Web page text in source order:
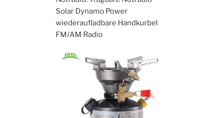
Solar Dynamo Power
wiederaufladbare Handkurbel
FM/AM Radio